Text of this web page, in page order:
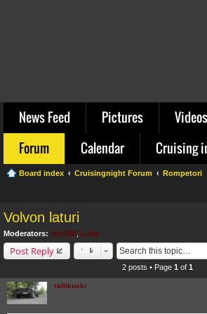
News Feed Pictures Videos
Forum
Calendar Cruising
Board index Cruisingnight Forum Rompetori
Volvon laturi
Moderators: sbc350 Luke
Post Reply
2 posts • Page 1 of 1
rallikuski